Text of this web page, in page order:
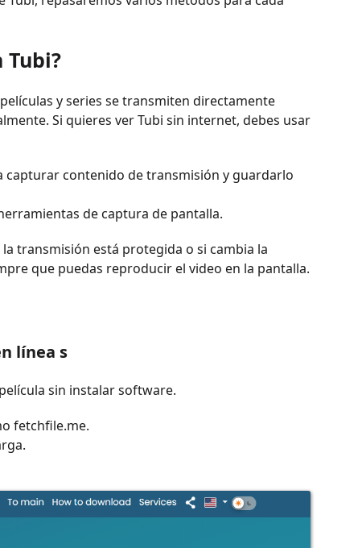
Tubi?
y series se transmiten directamente
Si quieres ver Tubi sin internet, debes usar
capturar contenido de transmisión y guardarlo
de captura de pantalla.
transmisión está protegida o si cambia la
que puedas reproducir el video en la pantalla.
línea s
sin instalar software.
fetchfile.me.